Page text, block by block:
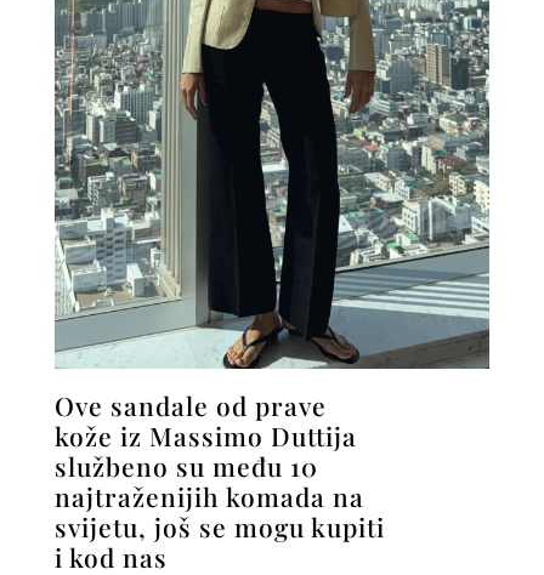
Ove sandale od prave
kože iz Massimo Duttija
službeno su među 10
najtraženijih komada na
svijetu, još se mogu kupiti
i kod nas